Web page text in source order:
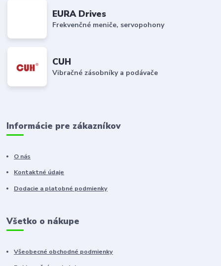
EURA Drives
Frekvenčné meniče, servopohony
CUH
Vibračné zásobníky a podávače
Informácie pre zákazníkov
O nás
Kontaktné údaje
Dodacie a platobné podmienky
Všetko o nákupe
Všeobecné obchodné podmienky